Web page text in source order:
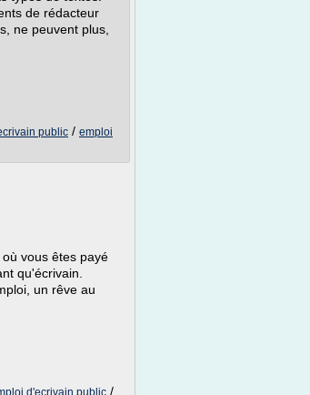
de rédacteur
ne peuvent plus,
public / emploi
vous êtes payé
qu'écrivain.
un rêve au
d'ecrivain public /